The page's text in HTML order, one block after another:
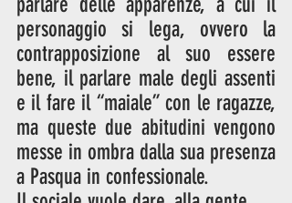
personaggio si lega, ovvero la
contrapposizione al suo essere
bene, il parlare male degli assenti
e il fare il “maiale” con le ragazze,
ma queste due abitudini vengono
messe in ombra dalla sua presenza
a Pasqua in confessionale.